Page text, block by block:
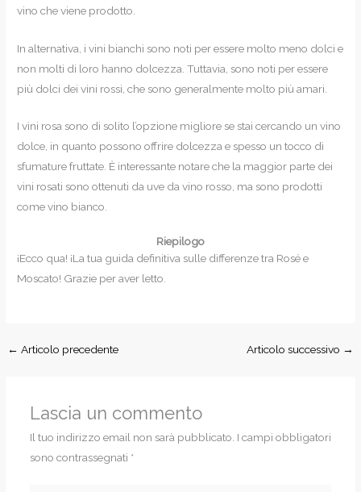
vino che viene prodotto.
In alternativa, i vini bianchi sono noti per essere molto meno dolci e
non molti di loro hanno dolcezza. Tuttavia, sono noti per essere
più dolci dei vini rossi, che sono generalmente molto più amari.
I vini rosa sono di solito l’opzione migliore se stai cercando un vino
dolce, in quanto possono offrire dolcezza e spesso un tocco di
sfumature fruttate. È interessante notare che la maggior parte dei
vini rosati sono ottenuti da uve da vino rosso, ma sono prodotti
come vino bianco.
Riepilogo
¡Ecco qua! ¡La tua guida definitiva sulle differenze tra Rosé e
Moscato! Grazie per aver letto.
← Articolo precedente Articolo successivo →
Lascia un commento
Il tuo indirizzo email non sarà pubblicato. I campi obbligatori
sono contrassegnati *